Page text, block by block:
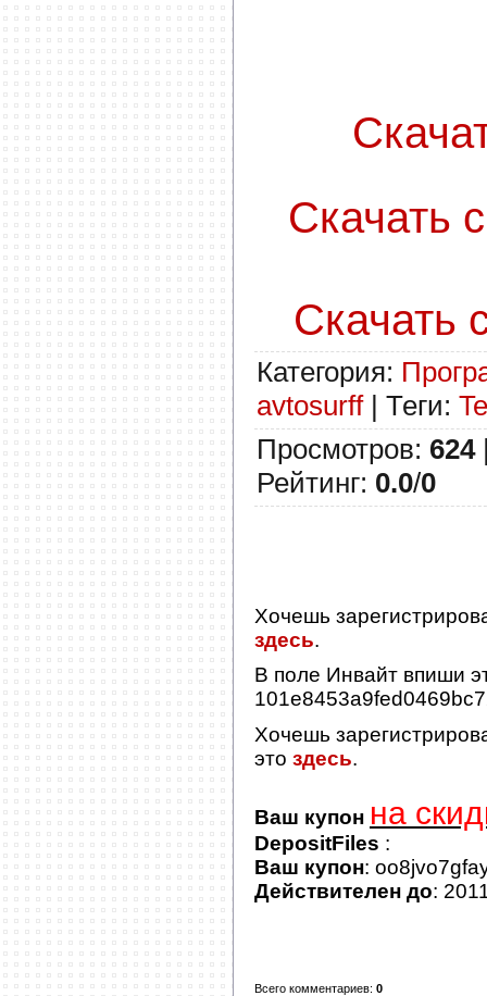
Скачать
Скачать
Категория:
avtosurff| Теги:
Просмотров: 624
Рейтинг: 0.0/0
Хочешь
здесь.
В поле Инвайт впиши
Хочешь
это здесь.
Ваш купон на
DepositFiles :
Ваш купон:
Действителен до:
Всего комментариев: 0